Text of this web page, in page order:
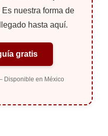
Es nuestra forma de
hasta aquí.
gratis
Disponible en México